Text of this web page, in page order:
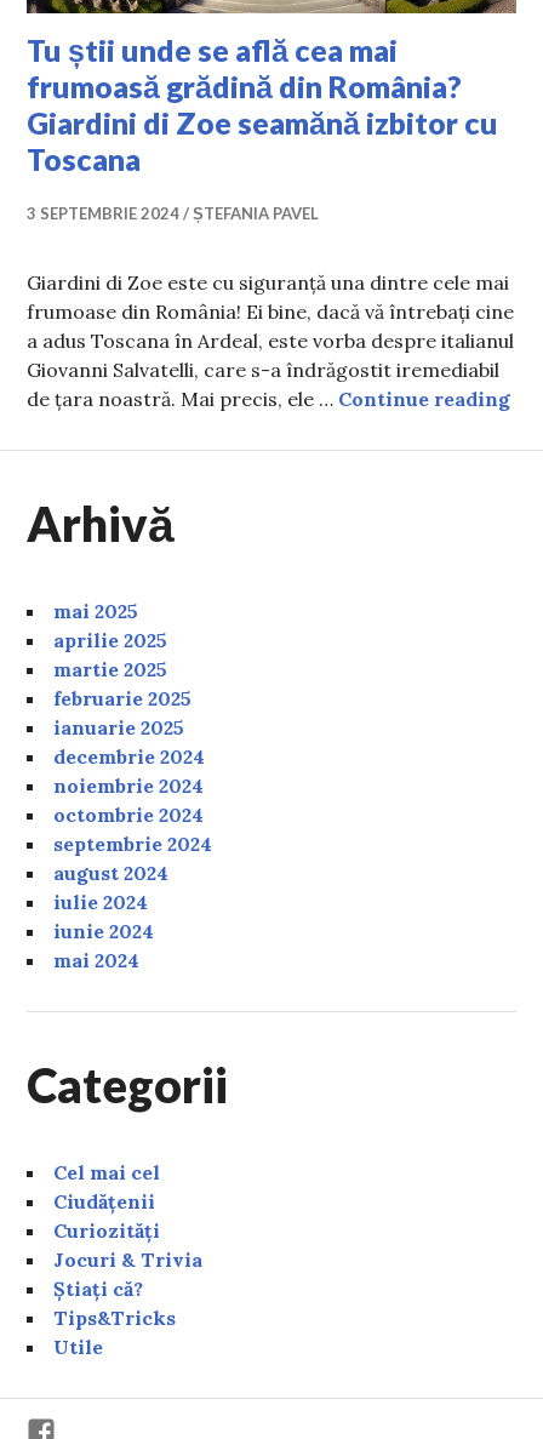
Tu știi unde se află cea mai
frumoasă grădină din România?
Giardini di Zoe seamănă izbitor cu
Toscana
3 SEPTEMBRIE 2024 ȘTEFANIA PAVEL
Giardini di Zoe este cu siguranță una dintre cele mai
frumoase din România! Ei bine, dacă vă întrebați cine
a adus Toscana în Ardeal, este vorba despre italianul
Giovanni Salvatelli, care s-a îndrăgostit iremediabil
de țara noastră. Mai precis, ele … Continue readingTu
Arhivă
mai 2025
aprilie 2025
martie 2025
februarie 2025
ianuarie 2025
decembrie 2024
noiembrie 2024
octombrie 2024
septembrie 2024
august 2024
iulie 2024
iunie 2024
mai 2024
Categorii
Cel mai cel
Ciudățenii
Curiozități
Jocuri & Trivia
Știați că?
Tips&Tricks
Utile